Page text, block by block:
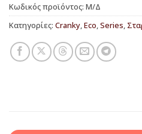
Κωδικός προϊόντος: Μ/Δ
Κατηγορίες: Cranky,Eco,Series,